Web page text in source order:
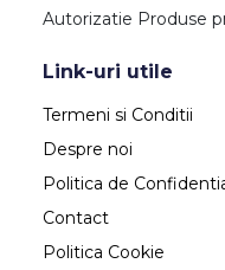
Autorizatie Produse
Link-uri utile
Termeni si Conditii
Despre noi
Politica de
Contact
Politica Cookie